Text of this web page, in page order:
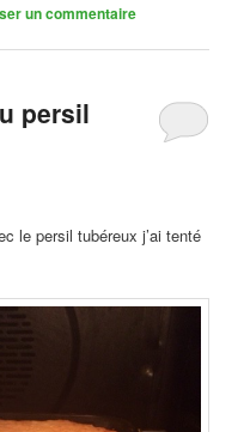
un commentaire
persil
le persil tubéreux j’ai tenté